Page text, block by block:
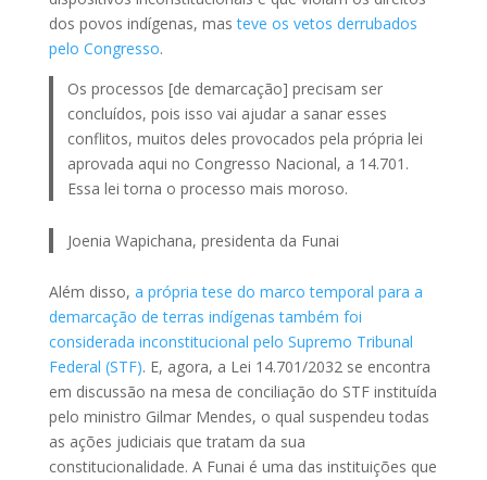
dos povos indígenas, masteve os vetos derrubados
pelo Congresso.
Os processos [de demarcação] precisam ser
concluídos, pois isso vai ajudar a sanar esses
conflitos, muitos deles provocados pela própria lei
aprovada aqui no Congresso Nacional, a 14.701.
Essa lei torna o processo mais moroso.
Joenia Wapichana, presidenta da Funai
Além disso, a própria tese do marco temporal para a
demarcação de terras indígenas também foi
considerada inconstitucional pelo Supremo Tribunal
Federal (STF). E, agora, a Lei 14.701/2032 se encontra
em discussão na mesa de conciliação do STF instituída
pelo ministro Gilmar Mendes, o qual suspendeu todas
as ações judiciais que tratam da sua
constitucionalidade. A Funai é uma das instituições que